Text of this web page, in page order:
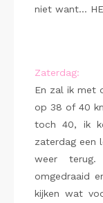
niet want…
Zaterdag:
En zal ik met
op 38 of 40
toch 40, ik
zaterdag een
weer
omgedraaid
kijken wat